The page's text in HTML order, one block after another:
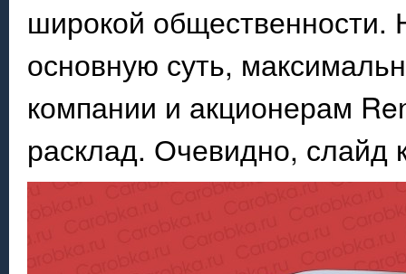
широкой общественности.
основную суть,
компании и акционерам
расклад. Очевидно, слайд